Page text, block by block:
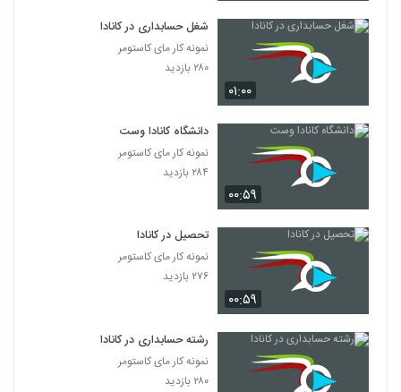
۰۱:۰۰
شغل حسابداری در کانادا
نمونه کار مای کاستومر
۲۸۰ بازدید
۰۰:۵۹
دانشگاه کانادا وست
نمونه کار مای کاستومر
۲۸۴ بازدید
۰۰:۵۹
تحصیل در کانادا
نمونه کار مای کاستومر
۲۷۶ بازدید
رشته حسابداری در کانادا
نمونه کار مای کاستومر
۲۸۰ بازدید